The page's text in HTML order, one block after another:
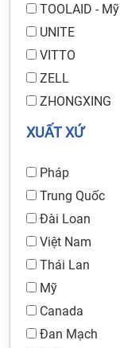
TOOLAID - Mỹ
UNITE
VITTO
ZELL
ZHONGXING
XUẤT XỨ
Pháp
Trung Quốc
Đài Loan
Việt Nam
Thái Lan
Mỹ
Canada
Đan Mạch